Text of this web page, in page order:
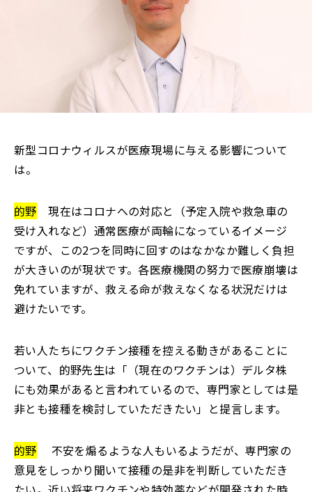
新型コロナウィルスが医療現場に与える影響について
は――。
的野 現在はコロナへの対応と（予定入院や救急車の
受け入れなど）通常医療が両輪になっているイメージ
ですが、この2つを同時に回すのはなかなか難しく負担
が大きいのが現状です。各医療機関の努力で医療崩壊は
免れていますが、救える命が救えなくなる状況だけは
避けたいです。
若い人たちにワクチン接種を控える動きがあることに
ついて、的野先生は「（現在のワクチンは）デルタ株
にも効果があると言われているので、専門家としては是
非とも接種を検討していただきたい」と提言します。
的野 不安を煽るような人もいるようだが、専門家の
意見をしっかり聞いて接種の是非を判断していただき